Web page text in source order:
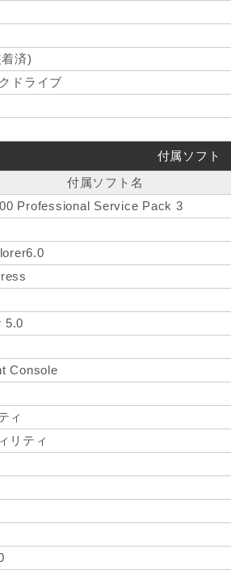
済)
ドライブ
付属ソフト
付属ソフト名
Professional Service Pack 3
5.0
Console
ィ
リティ